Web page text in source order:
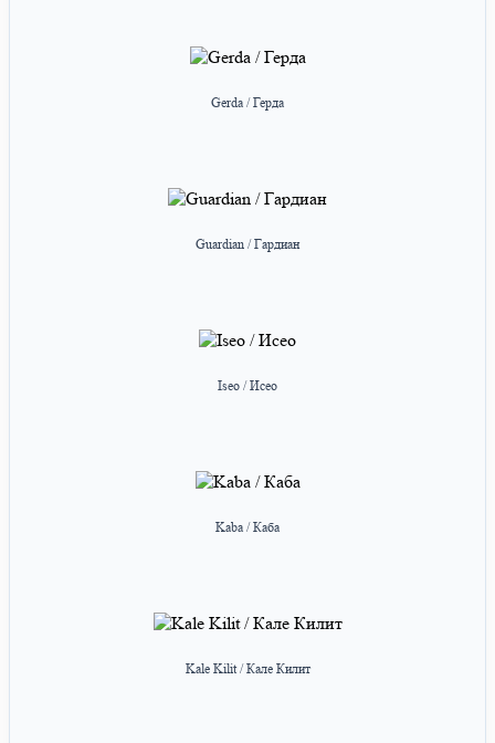
Gerda / Герда
Guardian / Гардиан
Iseo / Исео
Kaba / Каба
Kale Kilit / Кале Килит